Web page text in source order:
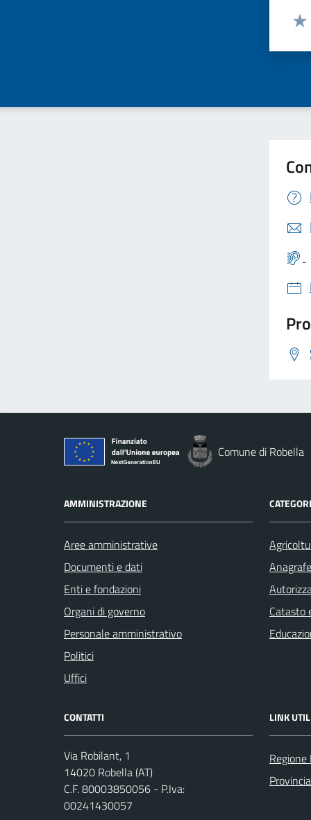
Comune di Robella
AMMINISTRAZIONE
Aree amministrative
Documenti e dati
Enti e fondazioni
Organi di governo
Personale amministrativo
Politici
Uffici
Catasto
CONTATTI
Via Robilant, 1
14020 Robella (AT)
C.F. 80003850056 - P.Iva:
00241430057
LINK